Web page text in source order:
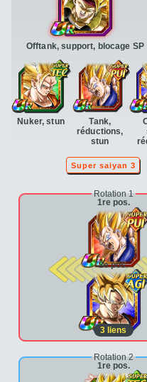
Offtank, support, blocage SP
Nuker, stun
Tank,
réductions,
stun
Super saiyan 3
Rotation 1
1re pos.
2e pos.
3 liens
Rotation 2
1re pos.